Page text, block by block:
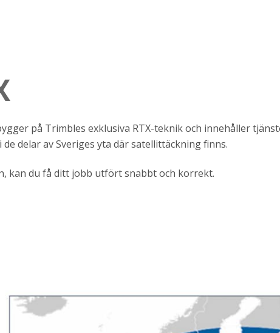
på Trimbles exklusiva RTX-teknik och innehåller
delar av Sveriges yta där satellittäckning finns.
kan du få ditt jobb utfört snabbt och korrekt.